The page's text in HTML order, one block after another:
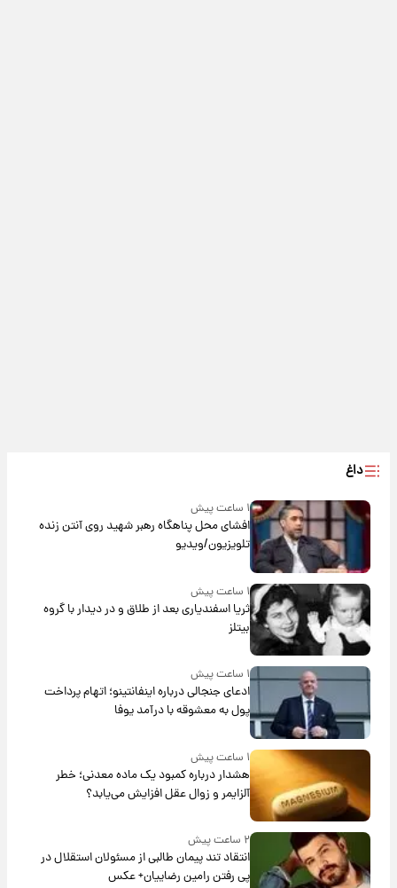
داغ
۱ ساعت پیش
افشای محل پناهگاه‌ رهبر شهید روی آنتن زنده
تلویزیون/ویدیو
۱ ساعت پیش
ثریا اسفندیاری بعد از طلاق و در دیدار با گروه
بیتلز
۱ ساعت پیش
ادعای جنجالی درباره اینفانتینو؛ اتهام پرداخت
پول به معشوقه با درآمد یوفا
۱ ساعت پیش
هشدار درباره کمبود یک ماده معدنی؛ خطر
آلزایمر و زوال عقل افزایش می‌یابد؟
۲ ساعت پیش
انتقاد تند پیمان طالبی از مسئولان استقلال در
پی رفتن رامین رضاییان+ عکس